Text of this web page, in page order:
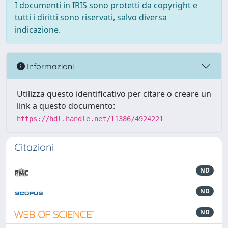
I documenti in IRIS sono protetti da copyright e
tutti i diritti sono riservati, salvo diversa
indicazione.
Informazioni
Utilizza questo identificativo per citare o creare un
link a questo documento:
https://hdl.handle.net/11386/4924221
Citazioni
ND
ND
ND